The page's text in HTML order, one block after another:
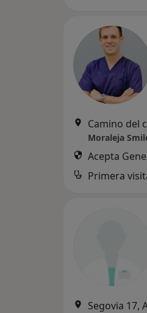
Moraleja
Acepta
Primera
Segovia 17,